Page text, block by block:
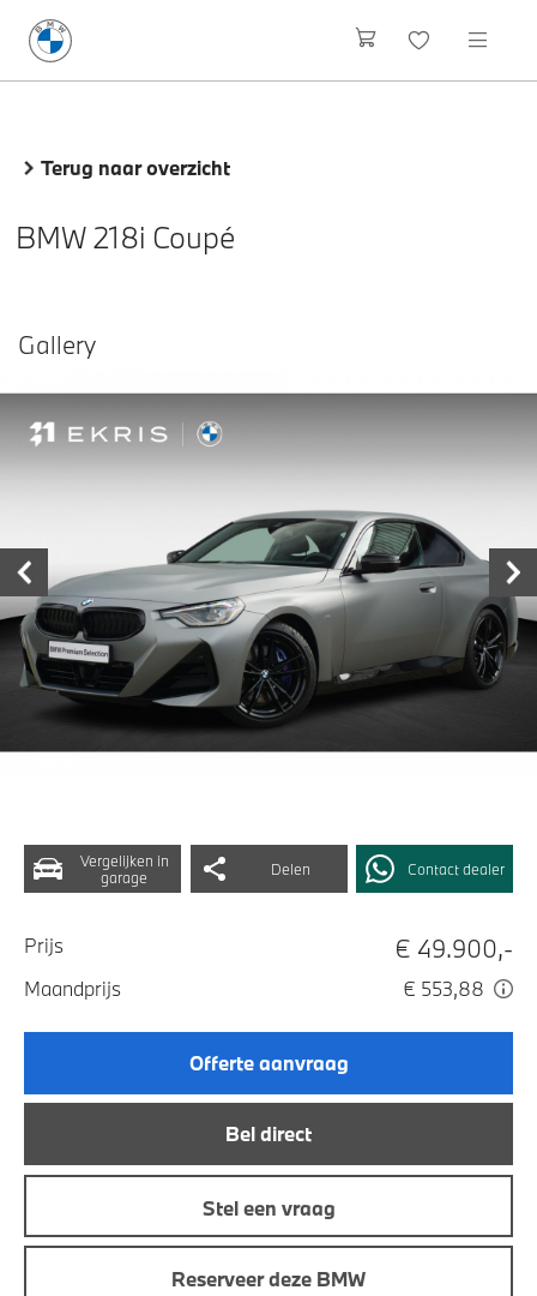
Terug naar overzicht
BMW 218i Coupé
Vergelijken in
garage
Delen Contact dealer
Prijs € 49.900,-
Maandprijs € 553,88
Offerte aanvraag
Bel direct
Stel een vraag
Reserveer deze BMW
Gallery